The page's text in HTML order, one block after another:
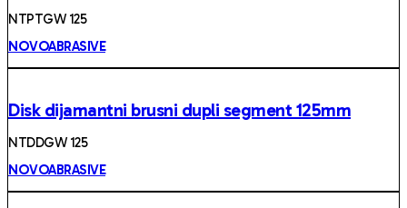
NTPTGW 125
NOVOABRASIVE
Disk dijamantni brusni dupli segment 125mm
NTDDGW 125
NOVOABRASIVE